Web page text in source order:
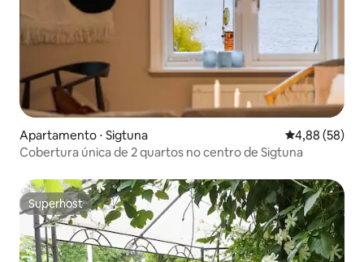
Apartamento ⋅ Sigtuna 4,88 de uma
4,88 (58)
Cobertura única de 2 quartos no centro de Sigtuna
Superhost
Superhost